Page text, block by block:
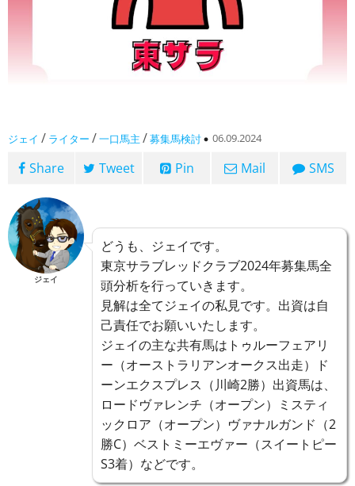
ジェイ / ライター /一口馬主 /募集馬検討 06.09.2024
Share Tweet Pin Mail SMS
ジェイ
どうも、ジェイです。
東京サラブレッドクラブ2024年募集馬全
頭分析を行っていきます。
見解は全てジェイの私見です。出資は自
己責任でお願いいたします。
ジェイの主な共有馬はトゥルーフェアリ
ー（オーストラリアンオークス出走）ド
ーンエクスプレス（川崎2勝）出資馬は、
ロードヴァレンチ（オープン）ミスティ
ックロア（オープン）ヴァナルガンド（2
勝C）ベストミーエヴァー（スイートピー
S3着）などです。